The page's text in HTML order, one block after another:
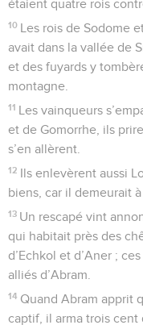
étaient quatre rois
10 Les rois de Sodome
avait dans la vallée de
et des fuyards y
montagne.
11 Les vainqueurs
et de Gomorrhe, ils
s’en allèrent.
12 Ils enlevèrent aussi
biens, car il demeurait à
13 Un rescapé vint
qui habitait près des
d’Echkol et d’Aner ;
alliés d’Abram.
14 Quand Abram apprit
captif, il arma trois